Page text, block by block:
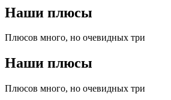
Наши плюсы
Плюсов много, но очевидных три
Наши плюсы
Плюсов много, но очевидных три